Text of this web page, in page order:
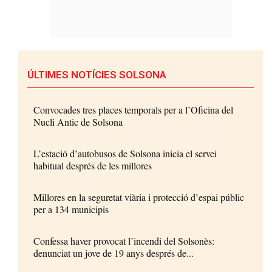
ÚLTIMES NOTÍCIES SOLSONA
Convocades tres places temporals per a l’Oficina del
Nucli Antic de Solsona
L’estació d’autobusos de Solsona inicia el servei
habitual després de les millores
Millores en la seguretat viària i protecció d’espai públic
per a 134 municipis
Confessa haver provocat l’incendi del Solsonès:
denunciat un jove de 19 anys després de...